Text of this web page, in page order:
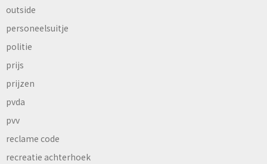
outside
personeelsuitje
politie
prijs
prijzen
pvda
pvv
reclame code
recreatie achterhoek